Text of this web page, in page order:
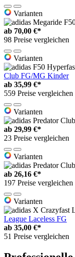
Varianten
ab 70,00 €*
98 Preise vergleichen
Varianten
Club FG/MG Kinder
ab 35,99 €*
559 Preise vergleichen
Varianten
ab 29,99 €*
23 Preise vergleichen
Varianten
ab 26,16 €*
197 Preise vergleichen
Varianten
League Laceless FG
ab 35,00 €*
51 Preise vergleichen